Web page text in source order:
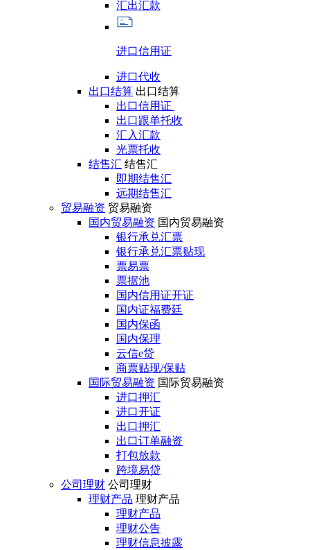
汇出汇款
进口信用证
进口代收
出口结算 出口结算
出口信用证
出口跟单托收
汇入汇款
光票托收
结售汇 结售汇
即期结售汇
远期结售汇
贸易融资 贸易融资
国内贸易融资 国内贸易融资
银行承兑汇票
银行承兑汇票贴现
票易票
票据池
国内信用证开证
国内证福费廷
国内保函
国内保理
云信e贷
商票贴现/保贴
国际贸易融资 国际贸易融资
进口押汇
进口开证
出口押汇
出口订单融资
打包放款
跨境易贷
公司理财 公司理财
理财产品 理财产品
理财产品
理财公告
理财信息披露